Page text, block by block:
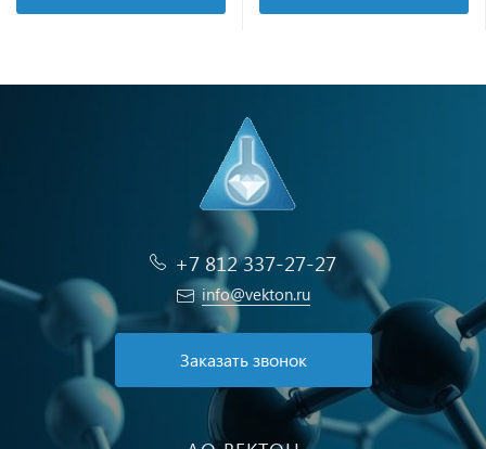
+7 812 337-27-27
info@vekton.ru
Заказать звонок